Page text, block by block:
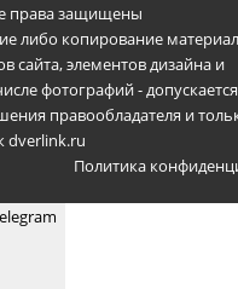
права защищены
либо копирование
сайта, элементов дизайна и
фотографий -
правообладателя и
dverlink.ru
Политика